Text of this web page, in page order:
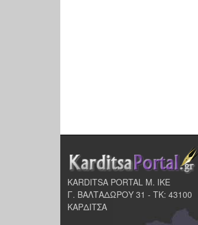
KARDITSA PORTAL Μ. ΙΚΕ
Γ. ΒΑΛΤΑΔΩΡΟΥ 31 - ΤΚ: 43100
ΚΑΡΔΙΤΣΑ